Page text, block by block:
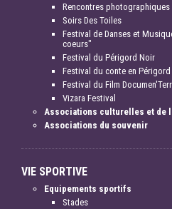
Rencontres photographiques
Soirs Des Toiles
Festival de Danses et
coeurs"
Festival du Périgord Noir
Festival du conte en
Festival du Film
Vizara Festival
Associations culturelles et de
Associations du souvenir
VIE SPORTIVE
Equipements sportifs
Stades